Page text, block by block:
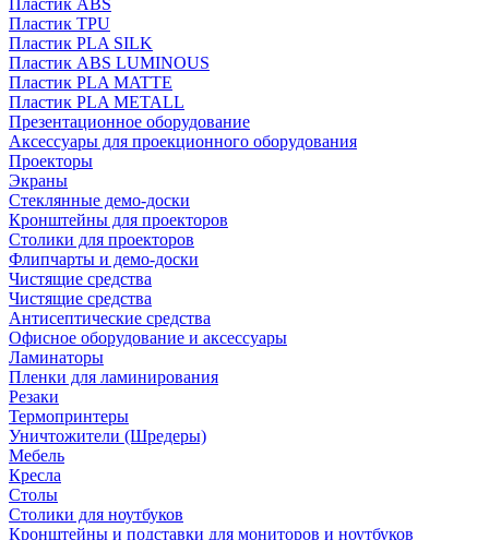
Пластик ABS
Пластик TPU
Пластик PLA SILK
Пластик ABS LUMINOUS
Пластик PLA MATTE
Пластик PLA METALL
Презентационное оборудование
Аксессуары для проекционного оборудования
Проекторы
Экраны
Стеклянные демо-доски
Кронштейны для проекторов
Столики для проекторов
Флипчарты и демо-доски
Чистящие средства
Чистящие средства
Антисептические средства
Офисное оборудование и аксессуары
Ламинаторы
Пленки для ламинирования
Резаки
Термопринтеры
Уничтожители (Шредеры)
Мебель
Кресла
Столы
Столики для ноутбуков
Кронштейны и подставки для мониторов и ноутбуков